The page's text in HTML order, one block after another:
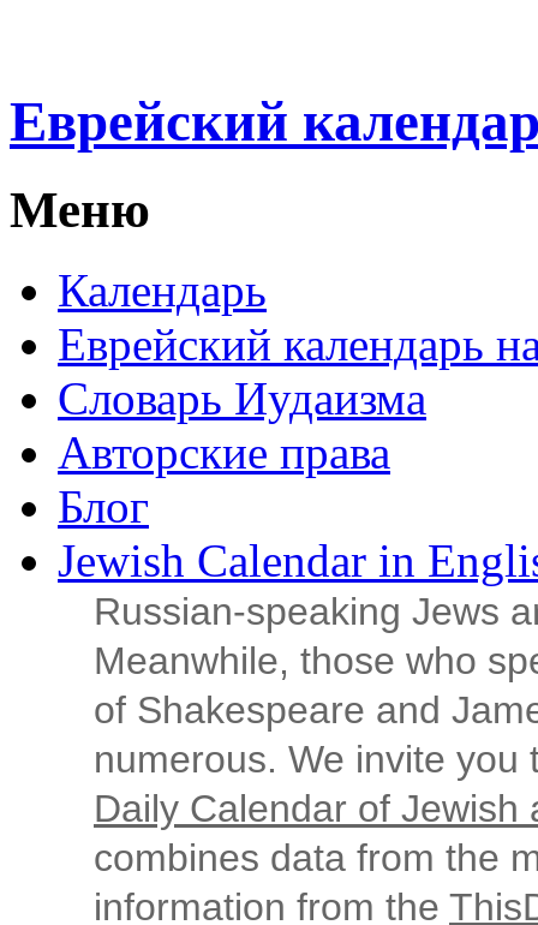
Еврейский
Меню
Календарь
Еврейский календарь
Словарь Иудаизма
Авторские права
Блог
Jewish Calendar in
Russian‑speaking Jews
Meanwhile, those who
of Shakespeare and
numerous. We invite
Daily Calendar of Jewish
combines data from the
information from the